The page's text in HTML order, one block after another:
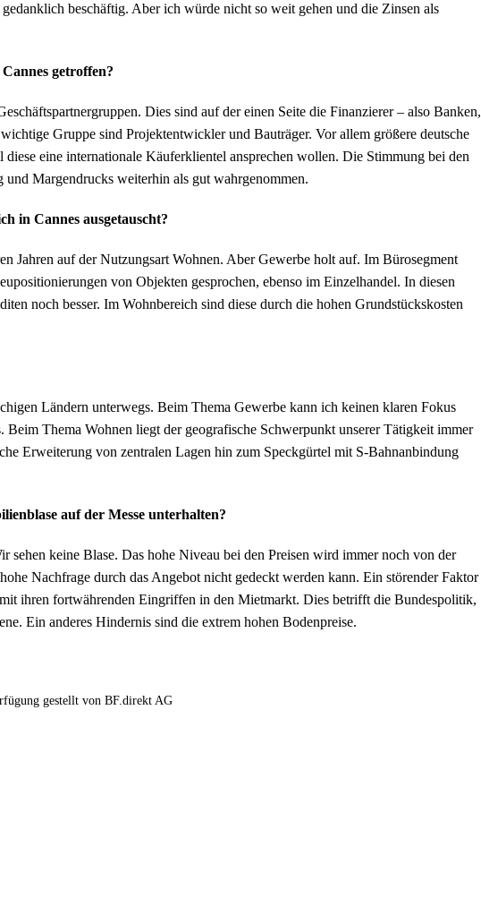
beschäftig. Aber ich würde nicht so weit gehen und die Zinsen als
getroffen?
Dies sind auf der einen Seite die Finanzierer – also Banken,
Gruppe sind Projektentwickler und Bauträger. Vor allem größere deutsche
eine internationale Käuferklientel ansprechen wollen. Die Stimmung bei den
Margendrucks weiterhin als gut wahrgenommen.
in Cannes ausgetauscht?
Jahren auf der Nutzungsart Wohnen. Aber Gewerbe holt auf. Im Bürosegment
von Objekten gesprochen, ebenso im Einzelhandel. In diesen
noch besser. Im Wohnbereich sind diese durch die hohen Grundstückskosten
Ländern unterwegs. Beim Thema Gewerbe kann ich keinen klaren Fokus
Thema Wohnen liegt der geografische Schwerpunkt unserer Tätigkeit immer
Erweiterung von zentralen Lagen hin zum Speckgürtel mit S-Bahnanbindung
auf der Messe unterhalten?
sehen keine Blase. Das hohe Niveau bei den Preisen wird immer noch von der
Nachfrage durch das Angebot nicht gedeckt werden kann. Ein störender Faktor
ihren fortwährenden Eingriffen in den Mietmarkt. Dies betrifft die Bundespolitik,
Ein anderes Hindernis sind die extrem hohen Bodenpreise.
gestellt von BF.direkt AG